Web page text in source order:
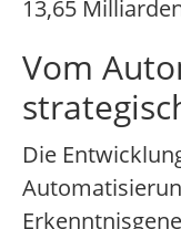
13,65
Vom
Die